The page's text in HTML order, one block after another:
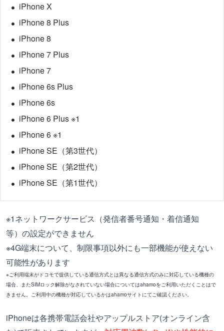
iPhone X
iPhone 8 Plus
iPhone 8
iPhone 7 Plus
iPhone 7
iPhone 6s Plus
iPhone 6s
iPhone 6 Plus ※1
iPhone 6 ※1
iPhone SE（第3世代）
iPhone SE（第2世代）
iPhone SE（第1世代）
※1ネットワークサービス（発信者番号通知・着信通知
等）の設定ができません
※4G端末について、制限事項以外にも一部機能が使えない
可能性があります
※ご利用端末がドコモで提供している通信方式とは異なる通信方式のみに対応している機種の
場合、またSIMロック解除がなされていない場合についてはahamoをご利用いただくことはで
きません。ご利用中の機種が対応しているかはahamoサイトにてご確認ください。
iPhoneは各携帯電話会社やアップルストア(オンライン含